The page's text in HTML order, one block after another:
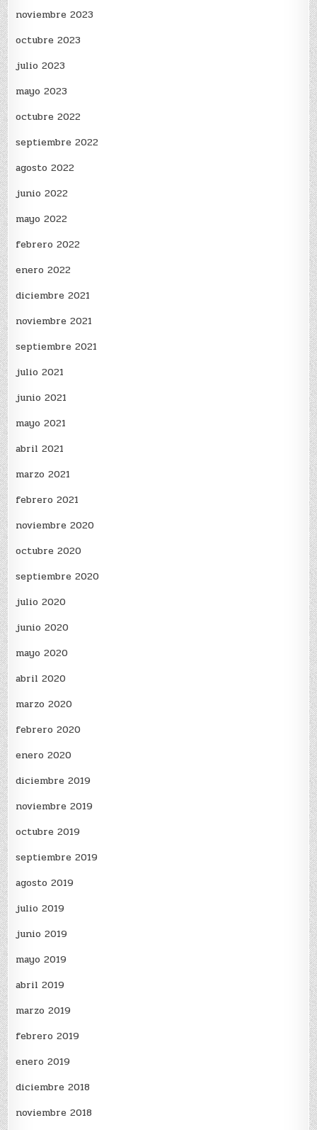
noviembre 2023
octubre 2023
julio 2023
mayo 2023
octubre 2022
septiembre 2022
agosto 2022
junio 2022
mayo 2022
febrero 2022
enero 2022
diciembre 2021
noviembre 2021
septiembre 2021
julio 2021
junio 2021
mayo 2021
abril 2021
marzo 2021
febrero 2021
noviembre 2020
octubre 2020
septiembre 2020
julio 2020
junio 2020
mayo 2020
abril 2020
marzo 2020
febrero 2020
enero 2020
diciembre 2019
noviembre 2019
octubre 2019
septiembre 2019
agosto 2019
julio 2019
junio 2019
mayo 2019
abril 2019
marzo 2019
febrero 2019
enero 2019
diciembre 2018
noviembre 2018